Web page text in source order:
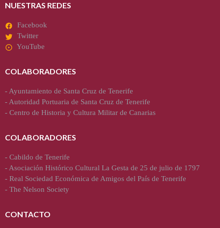
NUESTRAS REDES
Facebook
Twitter
YouTube
COLABORADORES
-Ayuntamiento de Santa Cruz de Tenerife
-Autoridad Portuaria de Santa Cruz de Tenerife
- Centro de Historia y Cultura Militar de Canarias
COLABORADORES
- Cabildo de Tenerife
-Asociación Histórico Cultural La Gesta de 25 de julio de 1797
- Real Sociedad Económica de Amigos del País de Tenerife
- The Nelson Society
CONTACTO